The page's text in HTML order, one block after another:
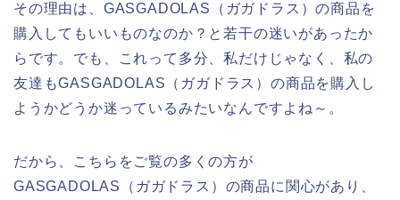
その理由は、GASGADOLAS（ガガドラス）の商品を
購入してもいいものなのか？と若干の迷いがあったか
らです。でも、これって多分、私だけじゃなく、私の
友達もGASGADOLAS（ガガドラス）の商品を購入し
ようかどうか迷っているみたいなんですよね～。
だから、こちらをご覧の多くの方が
GASGADOLAS（ガガドラス）の商品に関心があり、